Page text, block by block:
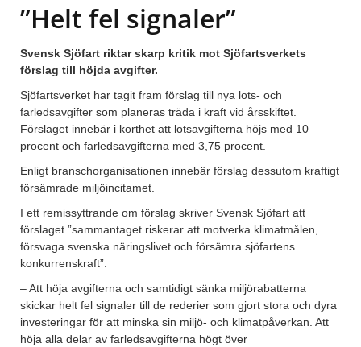
”Helt fel signaler”
Svensk Sjöfart riktar skarp kritik mot Sjöfartsverkets
förslag till höjda avgifter.
Sjöfartsverket har tagit fram förslag till nya lots- och
farledsavgifter som planeras träda i kraft vid årsskiftet.
Förslaget innebär i korthet att lotsavgifterna höjs med 10
procent och farledsavgifterna med 3,75 procent.
Enligt branschorganisationen innebär förslag dessutom kraftigt
försämrade miljöincitamet.
I ett remissyttrande om förslag skriver Svensk Sjöfart att
förslaget ”sammantaget riskerar att motverka klimatmålen,
försvaga svenska näringslivet och försämra sjöfartens
konkurrenskraft”.
– Att höja avgifterna och samtidigt sänka miljörabatterna
skickar helt fel signaler till de rederier som gjort stora och dyra
investeringar för att minska sin miljö- och klimatpåverkan. Att
höja alla delar av farledsavgifterna högt över